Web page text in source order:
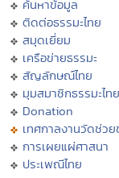
ค้นหาข้อมูล
ติดต่อธรรมะไทย
สมุดเยี่ยม
เครือข่ายธรรมะ
สัญลักษณ์ไทย
มุมสมาชิกธรรมะไทย
Donation
เทศกาลงานวัดช่ว
การเผยแผ่ศาสนา
ประเพณีไทย